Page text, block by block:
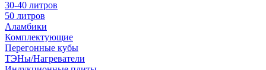
30-40 литров
50 литров
Аламбики
Комплектующие
Перегонные кубы
ТЭНы/Нагреватели